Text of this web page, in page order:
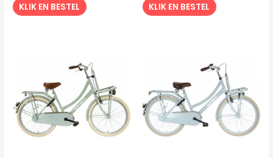
KLIK EN BESTEL KLIK EN BESTEL